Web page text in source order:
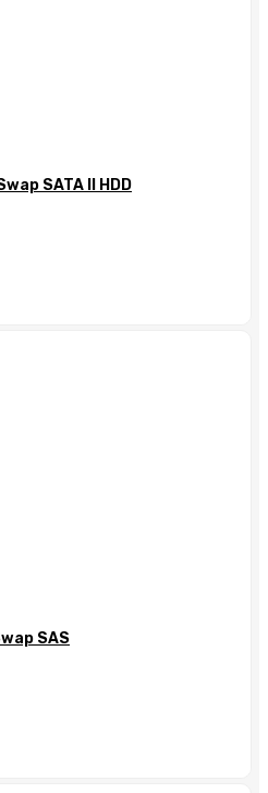
SATA II HDD
SAS